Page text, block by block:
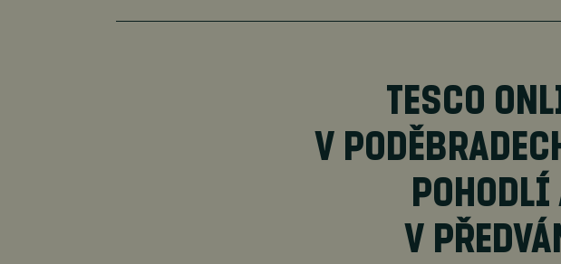
TESCO
V
POHODLÍ
V